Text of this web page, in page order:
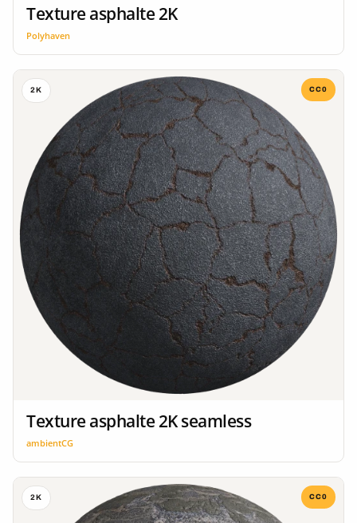
Texture asphalte 2K
Polyhaven
2K CC0
Texture asphalte 2K seamless
ambientCG
2K CC0